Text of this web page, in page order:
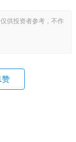
供投资者参考，不作
赞